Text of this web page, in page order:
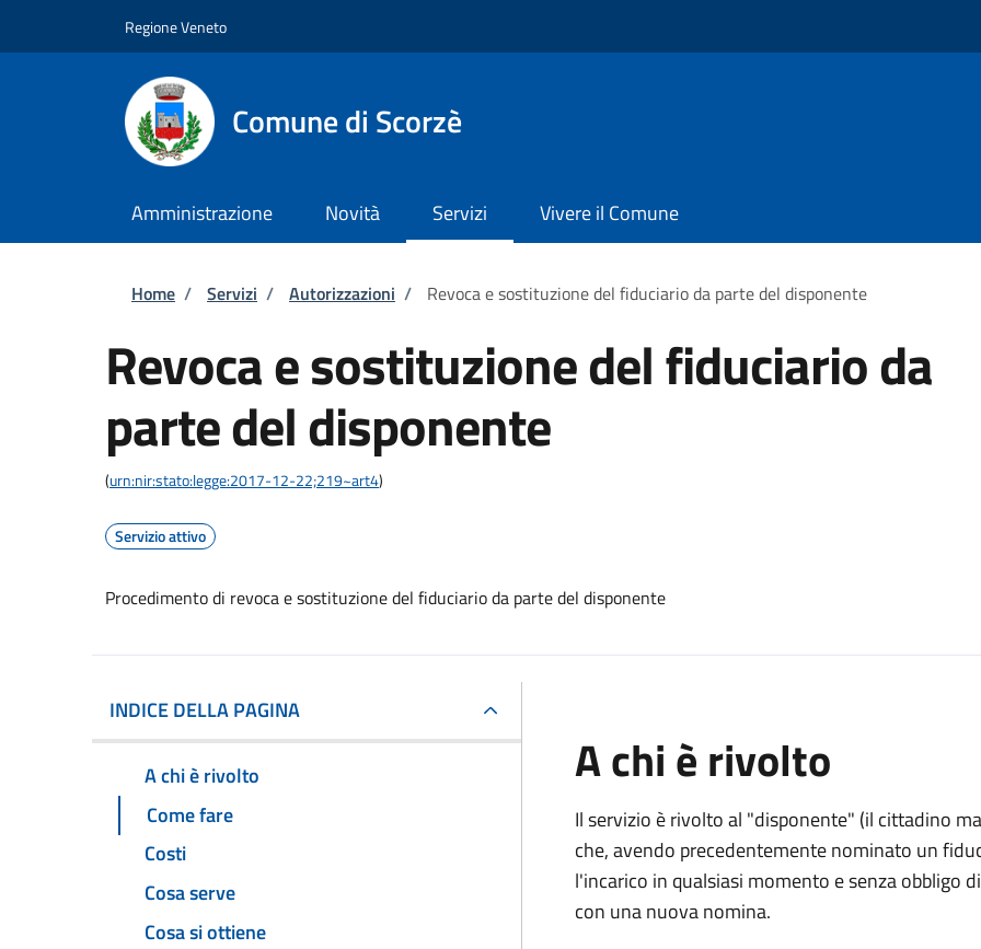
Regione Veneto
Comune di Scorzè
Amministrazione Novità Servizi Vivere il Comune
Briciole di pane
Home / Servizi / Autorizzazioni / Revoca e sostituzione del fiduciario da parte del disponente
Revoca e sostituzione del fiduciario da
parte del disponente
(urn:nir:stato:legge:2017-12-22;219~art4)
Servizio attivo
Procedimento di revoca e sostituzione del fiduciario da parte del disponente
INDICE DELLA PAGINA
A chi è rivolto
Come fare
Costi
Cosa serve
Cosa si ottiene
A chi è rivolto
Il servizio è rivolto al "disponente" (il cittadino
che, avendo precedentemente nominato un
l'incarico in qualsiasi momento e senza obbligo
con una nuova nomina.